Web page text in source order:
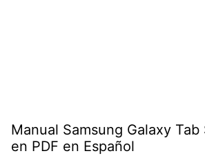
Manual Samsung Galaxy Tab
en PDF en Español